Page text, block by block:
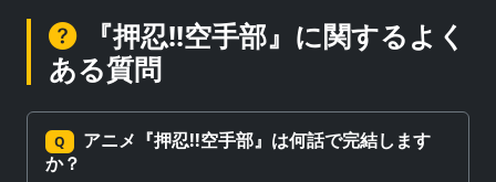
『押忍!!空手部』に関するよく
ある質問
Q
アニメ『押忍!!空手部』は何話で完結します
か？